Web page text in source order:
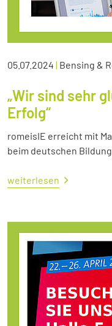
05.07.2024 | Bensing &
„Wir sind sehr
Erfolg“
romeisIE erreicht mit
beim deutschen
weiterlesen